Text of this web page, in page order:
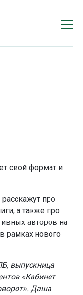
свой формат и
про
а также про
авторов на
рамках нового
выпускница
«Кабинет
Даша